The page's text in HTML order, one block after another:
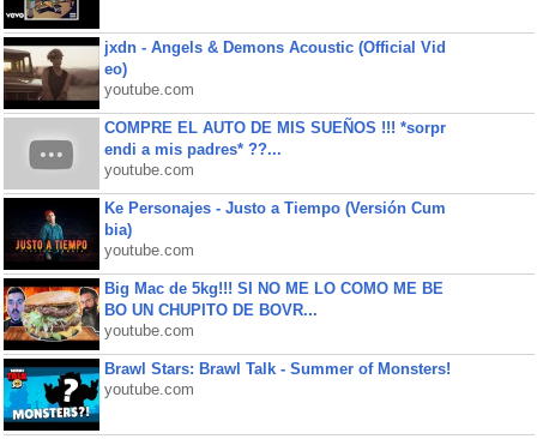
jxdn - Angels & Demons Acoustic (Official Vid
eo)
youtube.com
COMPRE EL AUTO DE MIS SUEÑOS !!! *sorpr
endi a mis padres* ??...
youtube.com
Ke Personajes - Justo a Tiempo (Versión Cum
bia)
youtube.com
Big Mac de 5kg!!! SI NO ME LO COMO ME BE
BO UN CHUPITO DE BOVR...
youtube.com
Brawl Stars: Brawl Talk - Summer of Monsters!
youtube.com